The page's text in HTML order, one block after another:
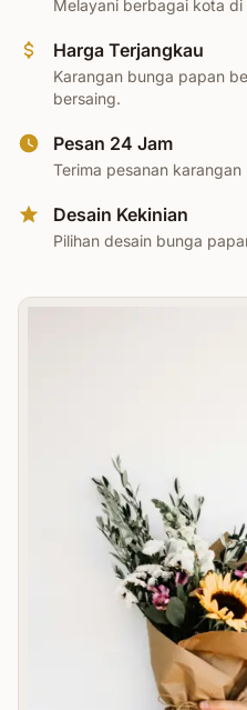
Melayani berbagai kota
Harga Terjangkau
Karangan bunga papan
bersaing.
Pesan 24 Jam
Terima pesanan
Desain Kekinian
Pilihan desain bunga